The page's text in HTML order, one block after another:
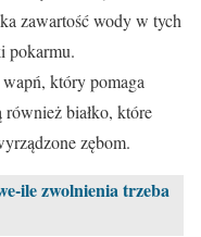
zawartość wody w tych
pokarmu.
który pomaga
białko, które
zębom.
ile zwolnienia trzeba